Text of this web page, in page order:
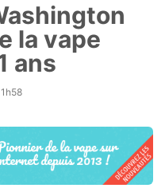
la vape
ans